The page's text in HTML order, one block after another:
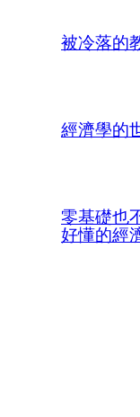
被冷落的
經濟學的
零基礎也
好懂的經